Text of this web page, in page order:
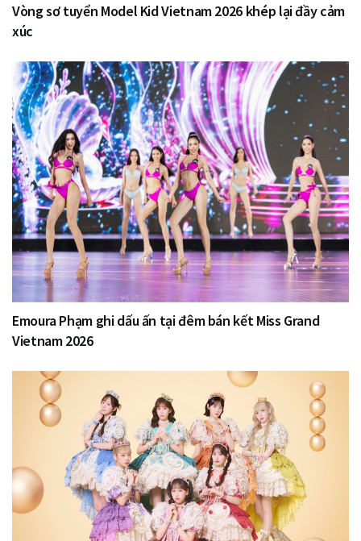
Vòng sơ tuyển Model Kid Vietnam 2026 khép lại đầy cảm
xúc
Emoura Phạm ghi dấu ấn tại đêm bán kết Miss Grand
Vietnam 2026